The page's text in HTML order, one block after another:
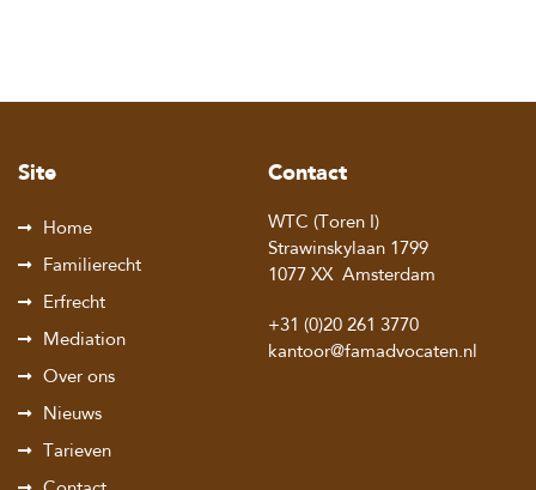
Site
Home
Familierecht
Erfrecht
Mediation
Over ons
Nieuws
Tarieven
Contact
WTC (Toren I)
Strawinskylaan 1799
1077 XX Amsterdam
+31 (0)20 261 3770
kantoor@famadvocaten.nl